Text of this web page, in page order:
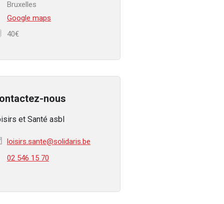
Bruxelles
Google maps
40€
nous
et Santé asbl
loisirs.sante@solidaris.be
02 546 15 70